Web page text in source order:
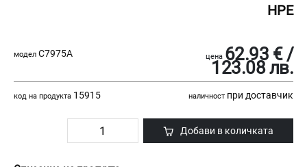
HPE
модел C7975A цена 62.93 € /
123.08 лв.
код на продукта 15915 наличност при доставчик
Добави в количката